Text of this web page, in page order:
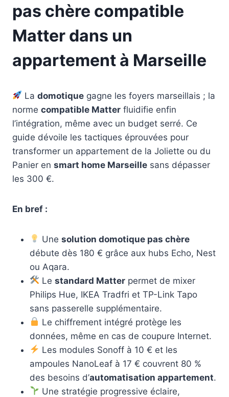
pas chère compatible
Matter dans un
appartement à Marseille
Ladomotique gagne les foyers marseillais ; la
norme compatible Matter fluidifie enfin
l’intégration, même avec un budget serré. Ce
guide dévoile les tactiques éprouvées pour
transformer un appartement de la Joliette ou du
Panier en smart home Marseille sans dépasser
les 300 €.
En bref :
Unesolution domotique pas chère
débute dès 180 € grâce aux hubs Echo, Nest
ou Aqara.
Lestandard Matter permet de mixer
Philips Hue, IKEA Tradfri et TP-Link Tapo
sans passerelle supplémentaire.
Le chiffrement intégré protège les
données, même en cas de coupure Internet.
Les modules Sonoff à 10 € et les
ampoules NanoLeaf à 17 € couvrent 80 %
des besoins d’automatisation appartement.
Une stratégie progressive éclaire,